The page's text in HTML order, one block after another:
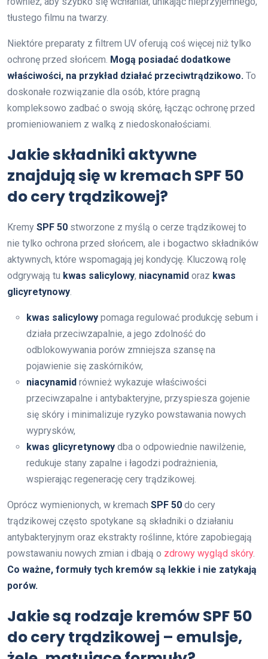
tłustego filmu na twarzy.
Niektóre preparaty z filtrem UV oferują coś więcej niż tylko
ochronę przed słońcem. Mogą posiadać dodatkowe
właściwości, na przykład działać przeciwtrądzikowo. To
doskonałe rozwiązanie dla osób, które pragną
kompleksowo zadbać o swoją skórę, łącząc ochronę przed
promieniowaniem z walką z niedoskonałościami.
Jakie składniki aktywne
znajdują się w kremach SPF 50
do cery trądzikowej?
Kremy SPF 50 stworzone z myślą o cerze trądzikowej to
nie tylko ochrona przed słońcem, ale i bogactwo składników
aktywnych, które wspomagają jej kondycję. Kluczową rolę
odgrywają tu kwas salicylowy, niacynamid oraz kwas
glicyretynowy.
kwas salicylowy pomaga regulować produkcję sebum i
działa przeciwzapalnie, a jego zdolność do
odblokowywania porów zmniejsza szansę na
pojawienie się zaskórników,
niacynamid również wykazuje właściwości
przeciwzapalne i antybakteryjne, przyspiesza gojenie
się skóry i minimalizuje ryzyko powstawania nowych
wyprysków,
kwas glicyretynowy dba o odpowiednie nawilżenie,
redukuje stany zapalne i łagodzi podrażnienia,
wspierając regenerację cery trądzikowej.
Oprócz wymienionych, w kremach SPF 50 do cery
trądzikowej często spotykane są składniki o działaniu
antybakteryjnym oraz ekstrakty roślinne, które zapobiegają
powstawaniu nowych zmian i dbają o zdrowy wygląd skóry.
Co ważne, formuły tych kremów są lekkie i nie zatykają
porów.
Jakie są rodzaje kremów SPF 50
do cery trądzikowej – emulsje,